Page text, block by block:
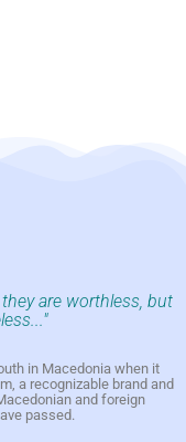
are worthless, but
in Macedonia when it
a recognizable brand and
and foreign
passed.